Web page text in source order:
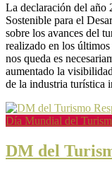
La declaración del
Sostenible para el
sobre los avances del
realizado en los
nos queda es
aumentado la
de la industria turística
Día Mundial del
DM del